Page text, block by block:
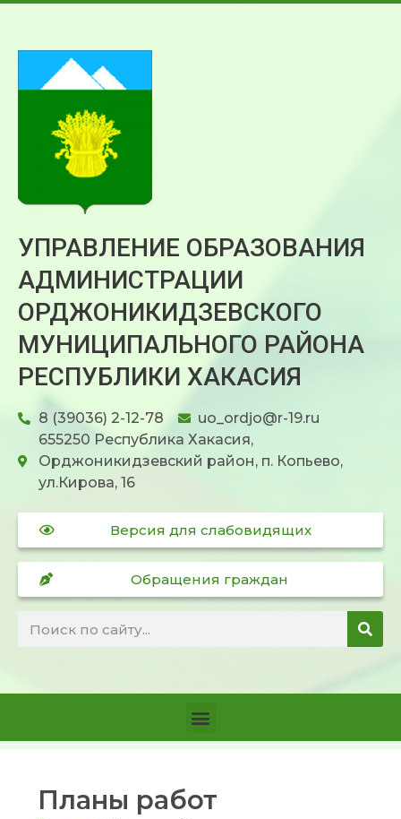
УПРАВЛЕНИЕ ОБРАЗОВАНИЯ
АДМИНИСТРАЦИИ
ОРДЖОНИКИДЗЕВСКОГО
МУНИЦИПАЛЬНОГО РАЙОНА
РЕСПУБЛИКИ ХАКАСИЯ
8 (39036) 2-12-78
uo_ordjo@r-19.ru
655250 Республика Хакасия,
Орджоникидзевский район, п. Копьево,
ул.Кирова, 16
Версия для слабовидящих
Обращения граждан
Планы работ